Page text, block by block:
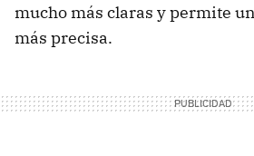
mucho más claras y permite
más precisa.